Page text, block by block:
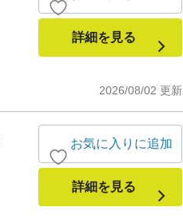
2026/08/02 更新
詳細を見る
お気に入りに追加
詳細を見る